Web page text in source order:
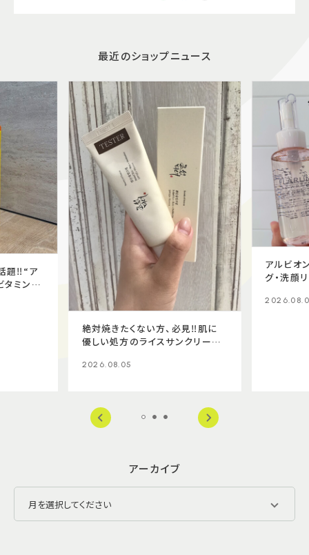
最近のショップニュース
題‼️“ア
タミンC
絶対焼きたくない方、必見‼️肌に
優しい処方のライスサンクリーム
2026.08.05
アルビオ
グ・洗顔
アーカイブ